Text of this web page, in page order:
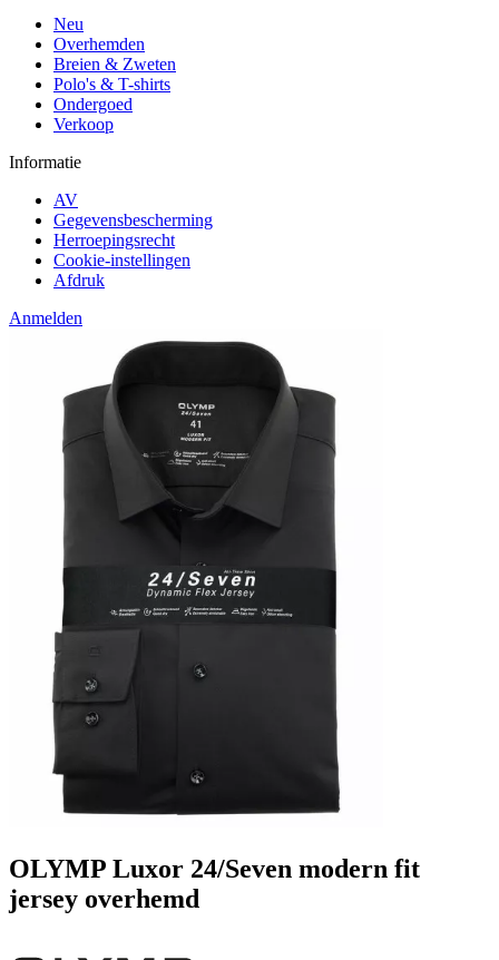
Neu
Overhemden
Breien & Zweten
Polo's & T-shirts
Ondergoed
Verkoop
Informatie
AV
Gegevensbescherming
Herroepingsrecht
Cookie-instellingen
Afdruk
Anmelden
OLYMP Luxor 24/Seven modern fit
jersey overhemd